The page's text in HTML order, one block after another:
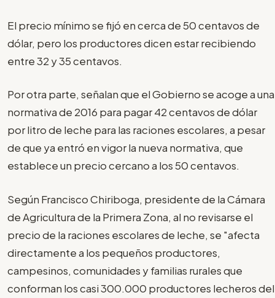
El precio mínimo se fijó en cerca de 50 centavos de
dólar, pero los productores dicen estar recibiendo
entre 32 y 35 centavos.
Por otra parte, señalan que el Gobierno se acoge a una
normativa de 2016 para pagar 42 centavos de dólar
por litro de leche para las raciones escolares, a pesar
de que ya entró en vigor la nueva normativa, que
establece un precio cercano a los 50 centavos.
Según Francisco Chiriboga, presidente de la Cámara
de Agricultura de la Primera Zona, al no revisarse el
precio de la raciones escolares de leche, se "afecta
directamente a los pequeños productores,
campesinos, comunidades y familias rurales que
conforman los casi 300.000 productores lecheros del